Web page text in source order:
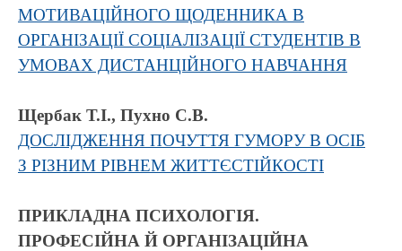
МОТИВАЦІЙНОГО ЩОДЕННИКА В
ОРГАНІЗАЦІЇ СОЦІАЛІЗАЦІЇ СТУДЕНТІВ В
УМОВАХ ДИСТАНЦІЙНОГО НАВЧАННЯ
Щербак Т.І., Пухно С.В.
ДОСЛІДЖЕННЯ ПОЧУТТЯ ГУМОРУ В ОСІБ
З РІЗНИМ РІВНЕМ ЖИТТЄСТІЙКОСТІ
ПРИКЛАДНА ПСИХОЛОГІЯ.
ПРОФЕСІЙНА Й ОРГАНІЗАЦІЙНА